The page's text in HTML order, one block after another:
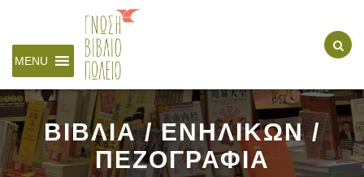
MENU
ΒΙΒΛΙΑ / ΕΝΗΛΙΚΩΝ /
ΠΕΖΟΓΡΑΦΙΑ